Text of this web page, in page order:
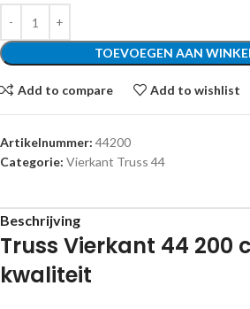
TOEVOEGEN AAN
Add to compare Add to wishlist
Artikelnummer: 44200
Categorie: Vierkant Truss 44
Beschrijving
Truss Vierkant 44 200
kwaliteit